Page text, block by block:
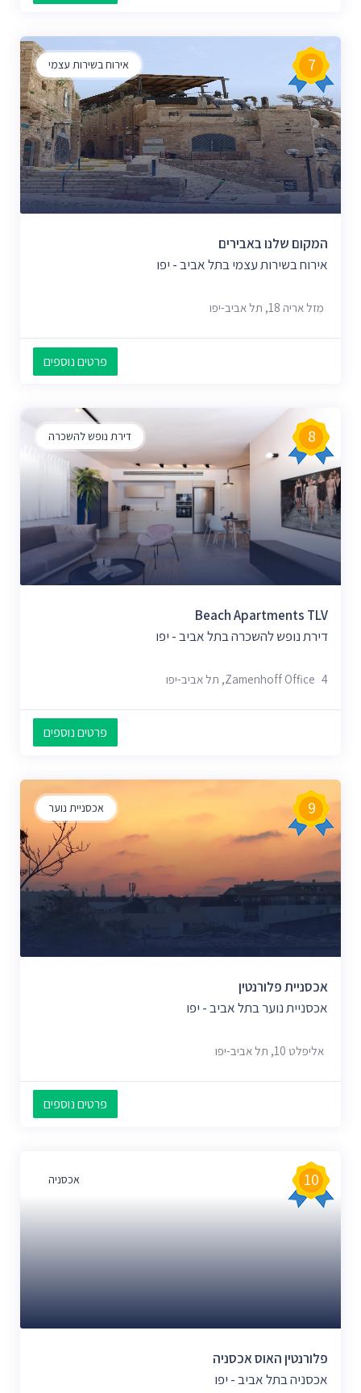
אירוח בשירות עצמי 7
המקום שלנו באבירים
אירוח בשירות עצמי בתל אביב - יפו
מזל אריה 18, תל אביב-יפו
פרטים נוספים
דירת נופש להשכרה 8
Beach Apartments TLV
דירת נופש להשכרה בתל אביב - יפו
4 Zamenhoff Office, תל אביב-יפו
פרטים נוספים
אכסניית נוער 9
אכסניית פלורנטין
אכסניית נוער בתל אביב - יפו
אליפלט 10, תל אביב-יפו
פרטים נוספים
אכסניה 10
פלורנטין האוס אכסניה
אכסניה בתל אביב - יפו